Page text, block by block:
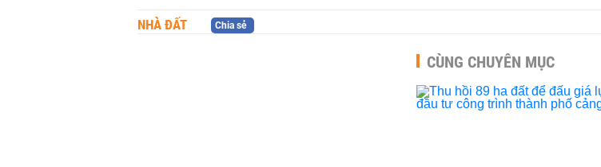
NHÀ ĐẤT Chia sẻ
CÙNG CHUYÊN MỤC